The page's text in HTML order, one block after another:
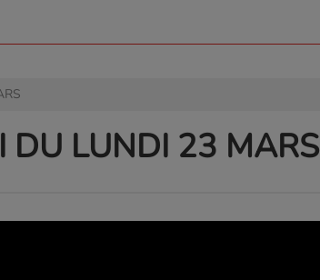
DU LUNDI 23 MARS